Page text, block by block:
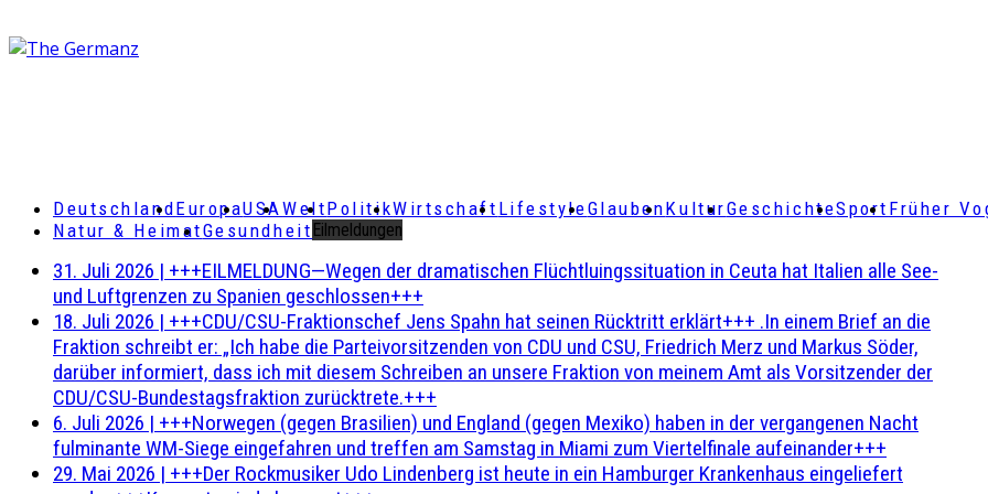
DeutschlandEuropaUSAWeltPolitikWirtschaft LifestyleGlaubenKulturGeschichteSport Früher
Natur & HeimatGesundheit Eilmeldungen
31. Juli 2026 | +++EILMELDUNG—Wegen der dramatischen Flüchtluingssituation in Ceuta hat Italien alle See-
und Luftgrenzen zu Spanien geschlossen+++
18. Juli 2026 | +++CDU/CSU-Fraktionschef Jens Spahn hat seinen Rücktritt erklärt+++ .In einem Brief an die
Fraktion schreibt er: „Ich habe die Parteivorsitzenden von CDU und CSU, Friedrich Merz und Markus Söder,
darüber informiert, dass ich mit diesem Schreiben an unsere Fraktion von meinem Amt als Vorsitzender der
CDU/CSU-Bundestagsfraktion zurücktrete.+++
6. Juli 2026 | +++Norwegen (gegen Brasilien) und England (gegen Mexiko) haben in der vergangenen Nacht
fulminante WM-Siege eingefahren und treffen am Samstag in Miami zum Viertelfinale aufeinander+++
29. Mai 2026 | +++Der Rockmusiker Udo Lindenberg ist heute in ein Hamburger Krankenhaus eingeliefert